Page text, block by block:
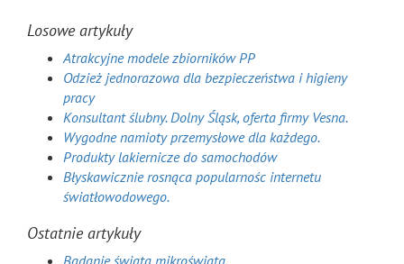
Losowe artykuły
Atrakcyjne modele zbiorników PP
Odzież jednorazowa dla bezpieczeństwa i higieny
pracy
Konsultant ślubny. Dolny Śląsk, oferta firmy Vesna.
Wygodne namioty przemysłowe dla każdego.
Produkty lakiernicze do samochodów
Błyskawicznie rosnąca popularnośc internetu
światłowodowego.
Ostatnie artykuły
Badanie świata mikroświata.